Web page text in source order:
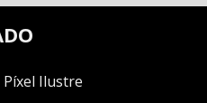
Píxel Ilustre